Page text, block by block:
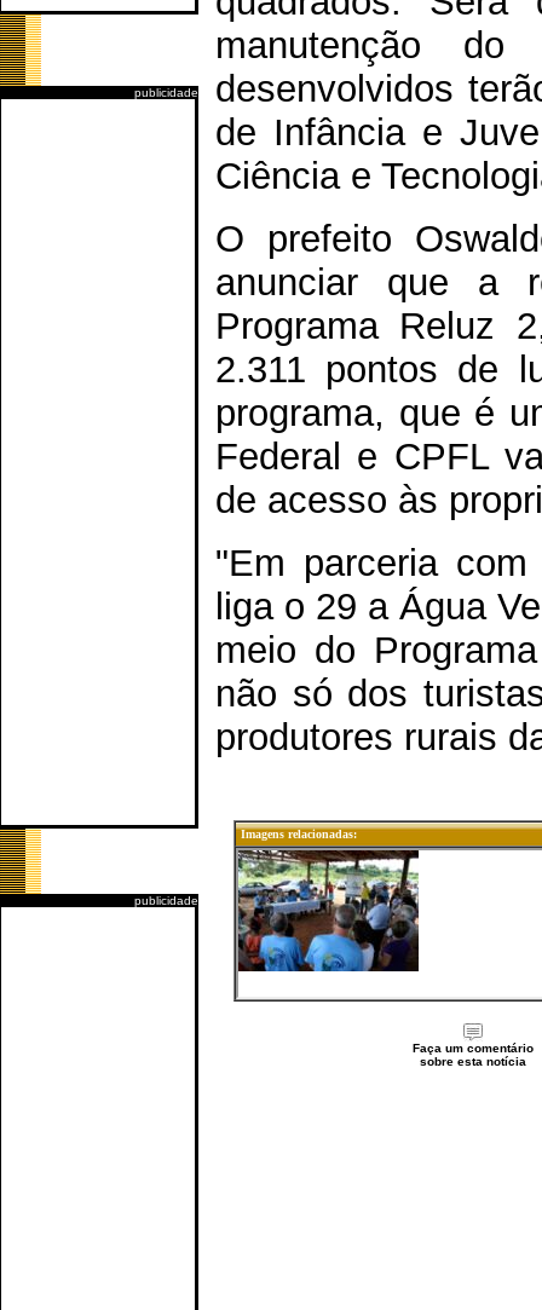
publicidade
publicidade
manutenção
desenvolvidos
de Infância e
Ciência e
O prefeito
anunciar que a
Programa Reluz
2.311 pontos de
programa, que é
Federal e CPFL
de acesso às
"Em parceria
liga o 29 a Água
meio do
não só dos
produtores rurais
Imagens relacionadas:
Faça um comentário
sobre esta notícia